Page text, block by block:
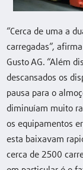
“Cerca de uma a
carregadas”,
Gusto AG. “Além
descansados os
pausa para o
diminuíam muito
os equipamentos
esta baixavam
cerca de 2500